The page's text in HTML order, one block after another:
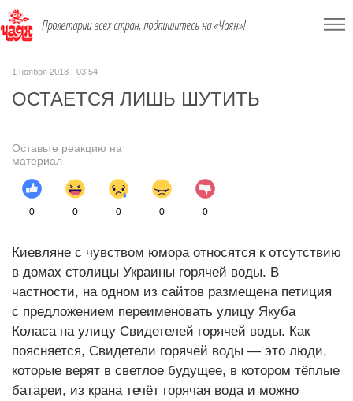
Пролетарии всех стран, подпишитесь на «Чаян»!
1 ноября 2018 - 03:54
ОСТАЕТСЯ ЛИШЬ ШУТИТЬ
Оставьте реакцию на
материал
0 0 0 0 0
Киевляне с чувством юмора относятся к отсутствию
в домах столицы Украины горячей воды. В
частности, на одном из сайтов размещена петиция
с предложением переименовать улицу Якуба
Коласа на улицу Свидетелей горячей воды. Как
поясняется, Свидетели горячей воды — это люди,
которые верят в светлое будущее, в котором тёплые
батареи, из крана течёт горячая вода и можно